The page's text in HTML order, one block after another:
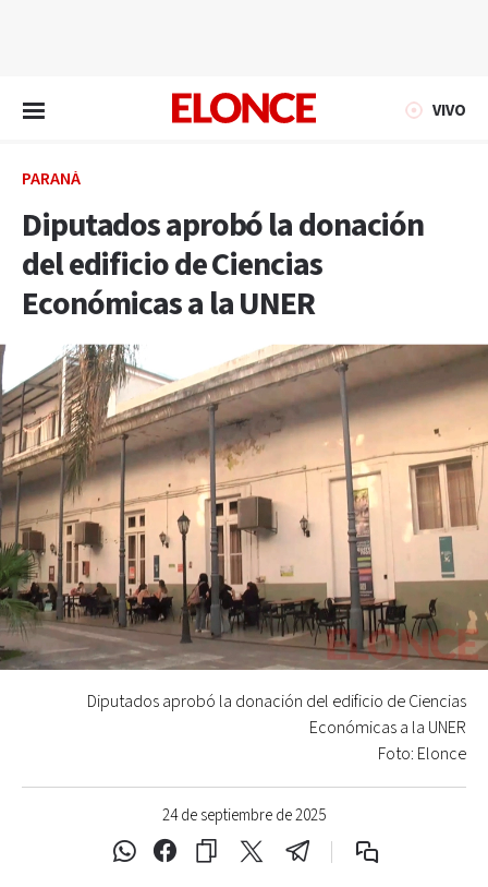
VIVO
PARANÁ
Diputados aprobó la donación
del edificio de Ciencias
Económicas a la UNER
24 de septiembre de 2025
Diputados aprobó la donación del edificio de Ciencias
Económicas a la UNER
Foto: Elonce